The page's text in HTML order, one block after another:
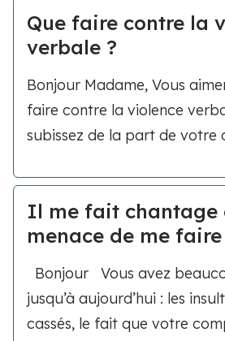
Que faire contre la
verbale ?
Bonjour Madame, Vous
faire contre la violence
subissez de la part de votre
Il me fait chantage
menace de me
Bonjour Vous avez
jusqu’à aujourd’hui : les
cassés, le fait que votre